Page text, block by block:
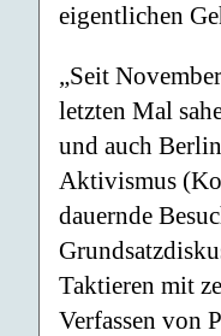
eigentlichen
„Seit
letzten Mal
und auch
Aktivismus
dauernde
Taktieren mit
Verfassen von